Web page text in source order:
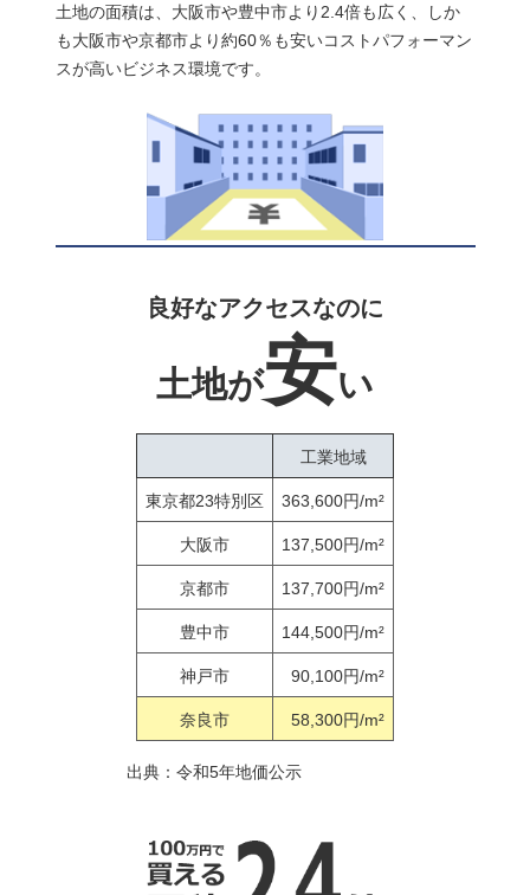
土地の面積は、大阪市や豊中市より2.4倍も広く、
しか
も大阪市や京都市より約60％も安いコストパフォーマン
スが高いビジネス環境です。
良好なアクセスなのに
土地が安い
工業地域
東京都23特別区 363,600円/m²
大阪市 137,500円/m²
京都市 137,700円/m²
豊中市 144,500円/m²
神戸市 90,100円/m²
奈良市 58,300円/m²
出典：令和5年地価公示